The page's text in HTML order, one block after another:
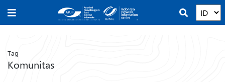
Tag
Komunitas